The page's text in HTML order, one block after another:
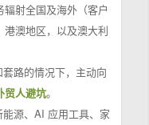
射全国及海外（客户
澳地区，以及澳大利
路的情况下，主动向
贸人避坑。
源、AI 应用工具、家